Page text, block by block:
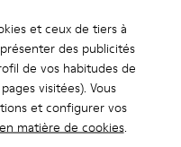
et ceux de tiers à
des publicités
de vos habitudes de
visitées). Vous
et configurer vos
matière de cookies.
- 14% Textile
à partir de matières haut
L’utilisation de